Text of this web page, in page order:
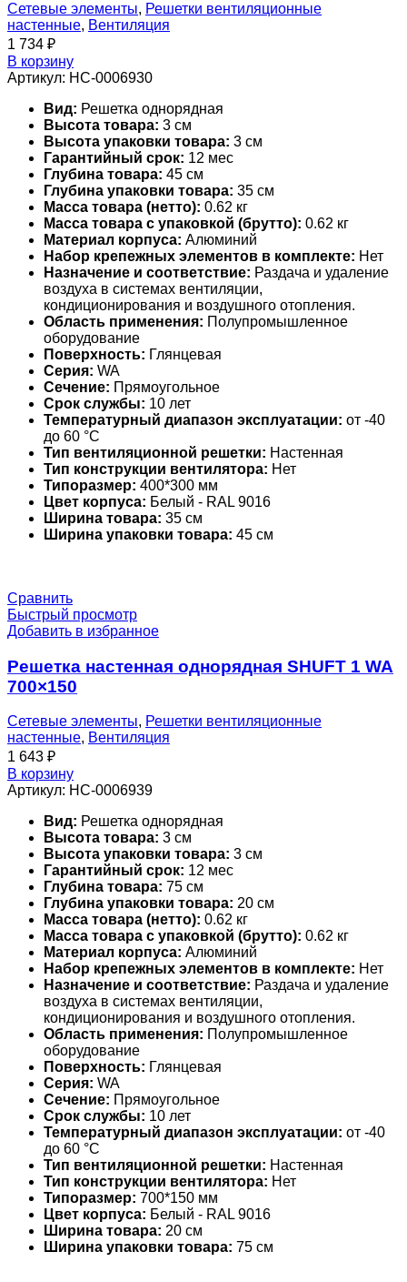
Сетевые элементы, Решетки вентиляционные
настенные, Вентиляция
1 734 ₽
В корзину
Артикул: НС-0006930
Вид: Решетка однорядная
Высота товара: 3 см
Высота упаковки товара: 3 см
Гарантийный срок: 12 мес
Глубина товара: 45 см
Глубина упаковки товара: 35 см
Масса товара (нетто): 0.62 кг
Масса товара с упаковкой (брутто): 0.62 кг
Материал корпуса: Алюминий
Набор крепежных элементов в комплекте: Нет
Назначение и соответствие: Раздача и удаление
воздуха в системах вентиляции,
кондиционирования и воздушного отопления.
Область применения: Полупромышленное
оборудование
Поверхность: Глянцевая
Серия: WA
Сечение: Прямоугольное
Срок службы: 10 лет
Температурный диапазон эксплуатации: от -40
до 60 °С
Тип вентиляционной решетки: Настенная
Тип конструкции вентилятора: Нет
Типоразмер: 400*300 мм
Цвет корпуса: Белый - RAL 9016
Ширина товара: 35 см
Ширина упаковки товара: 45 см
Сравнить
Быстрый просмотр
Добавить в избранное
Решетка настенная однорядная SHUFT 1 WA
700×150
Сетевые элементы, Решетки вентиляционные
настенные, Вентиляция
1 643 ₽
В корзину
Артикул: НС-0006939
Вид: Решетка однорядная
Высота товара: 3 см
Высота упаковки товара: 3 см
Гарантийный срок: 12 мес
Глубина товара: 75 см
Глубина упаковки товара: 20 см
Масса товара (нетто): 0.62 кг
Масса товара с упаковкой (брутто): 0.62 кг
Материал корпуса: Алюминий
Набор крепежных элементов в комплекте: Нет
Назначение и соответствие: Раздача и удаление
воздуха в системах вентиляции,
кондиционирования и воздушного отопления.
Область применения: Полупромышленное
оборудование
Поверхность: Глянцевая
Серия: WA
Сечение: Прямоугольное
Срок службы: 10 лет
Температурный диапазон эксплуатации: от -40
до 60 °С
Тип вентиляционной решетки: Настенная
Тип конструкции вентилятора: Нет
Типоразмер: 700*150 мм
Цвет корпуса: Белый - RAL 9016
Ширина товара: 20 см
Ширина упаковки товара: 75 см